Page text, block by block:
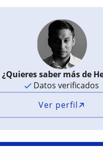
¿Quieres saber más de
Datos verificados
Ver perfil